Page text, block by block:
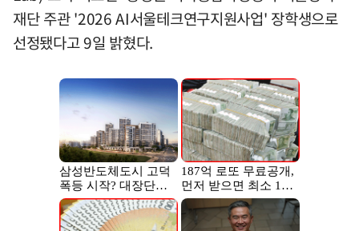
재단 주관 '2026 AI서울테크연구지원사업' 장학생으로
선정됐다고 9일 밝혔다.